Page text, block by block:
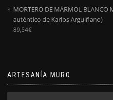
MORTERO DE MÁRMOL BLANCO
auténtico de Karlos Arguiñano)
89,54€
ARTESANÍA MURO